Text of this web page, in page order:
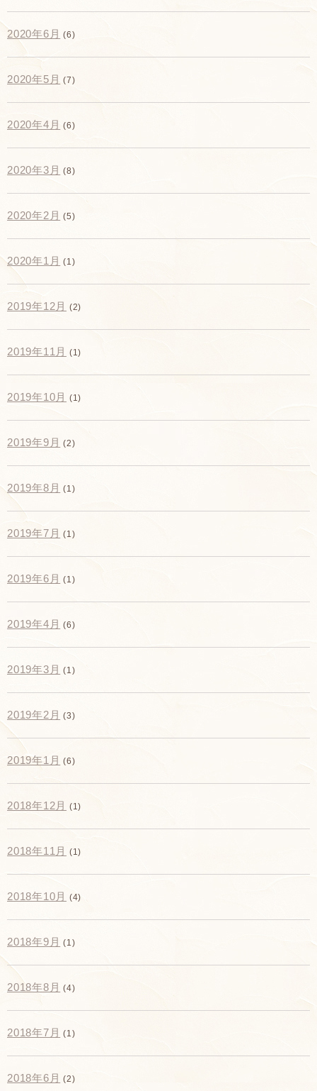
2020年6月 (6)
2020年5月 (7)
2020年4月 (6)
2020年3月 (8)
2020年2月 (5)
2020年1月 (1)
2019年12月 (2)
2019年11月 (1)
2019年10月 (1)
2019年9月 (2)
2019年8月 (1)
2019年7月 (1)
2019年6月 (1)
2019年4月 (6)
2019年3月 (1)
2019年2月 (3)
2019年1月 (6)
2018年12月 (1)
2018年11月 (1)
2018年10月 (4)
2018年9月 (1)
2018年8月 (4)
2018年7月 (1)
2018年6月 (2)